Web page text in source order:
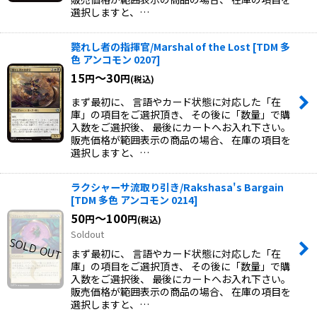
選択しますと、…
斃れし者の指揮官/Marshal of the Lost [TDM 多
色 アンコモン 0207]
15円～30円(税込)
まず最初に、 言語やカード状態に対応した「在
庫」の項目をご選択頂き、 その後に「数量」で購
入数をご選択後、 最後にカートへお入れ下さい。
販売価格が範囲表示の商品の場合、 在庫の項目を
選択しますと、…
ラクシャーサ流取り引き/Rakshasa's Bargain
[TDM 多色 アンコモン 0214]
50円～100円(税込)
Soldout
まず最初に、 言語やカード状態に対応した「在
庫」の項目をご選択頂き、 その後に「数量」で購
入数をご選択後、 最後にカートへお入れ下さい。
販売価格が範囲表示の商品の場合、 在庫の項目を
選択しますと、…